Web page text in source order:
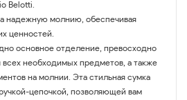
Belotti.
надежную молнию, обеспечивая
ценностей.
основное отделение, превосходно
необходимых предметов, а также
на молнии. Эта стильная сумка
цепочкой, позволяющей вам